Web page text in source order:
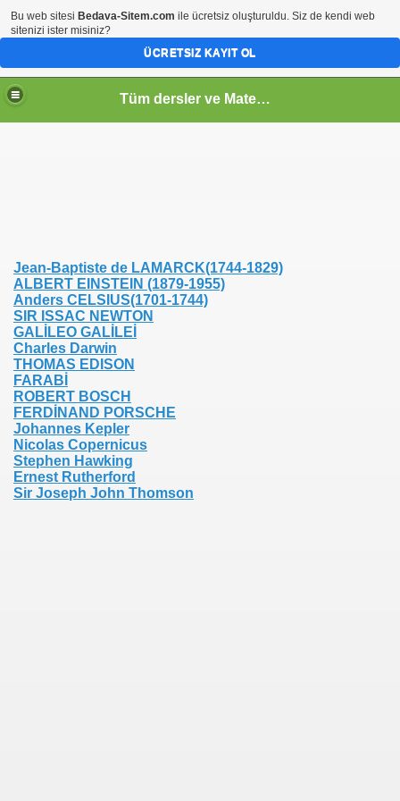
Tüm dersler ve Matematik
Jean-Baptiste de LAMARCK(1744-1829)
ALBERT EINSTEIN (1879-1955)
Anders CELSIUS(1701-1744)
SIR ISSAC NEWTON
GALİLEO GALİLEİ
Charles Darwin
THOMAS EDISON
FARABİ
ROBERT BOSCH
FERDİNAND PORSCHE
Johannes Kepler
Nicolas Copernicus
Stephen Hawking
Ernest Rutherford
Sir Joseph John Thomson
Bu web sitesi Bedava-Sitem.com ile ücretsiz oluşturuldu. Siz de kendi web
sitenizi ister misiniz?
ÜCRETSIZ KAYIT OL